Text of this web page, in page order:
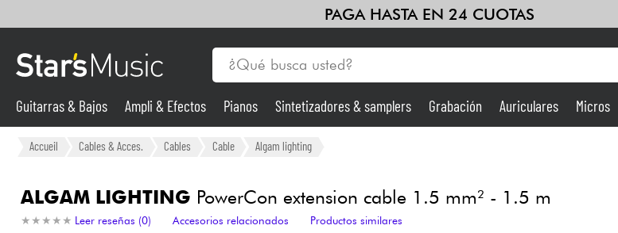
PAGA HASTA EN 24 CUOTAS
Guitarras & Bajos
Sintetizadores & samplers Grabación
Guitarras & Bajos Ampli & Efectos Pianos Sintetizadores & samplers Grabación Auriculares Micros
Accueil Cables & Acces. Cables Cable Algam lighting
ALGAM LIGHTING PowerCon extension cable 1.5 mm² - 1.5 m
★ ★ ★ ★ ★
★ ★ ★ ★ ★ Leer reseñas (0) Accesorios relacionados Productos similares